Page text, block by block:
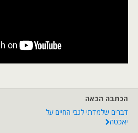
הכתבה הבאה
דברים שלמדתי לגבי החיים על
יאכטה